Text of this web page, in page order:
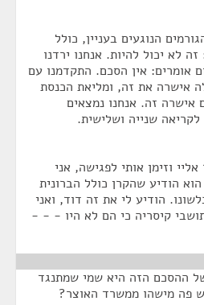
הנוגעים בעניין, כולל
לא יכול להיות. אנחנו ירדנו
אומרים: אין הסכם. התקדמנו עם
אישרה את זה, ומליאת הכנסת
אישרה זה. אנחנו נמצאים
שנייה ושלישית.
וזימן אותי לפגישה, אני
הודיע שהקרן כולל הברונית
הודיע לי את זה דוד, ואני
קיסריה כי הם לא היו - - -
ההסכם הזה היא שמי שמתנגד
פה מישהו ממשרד האוצר?